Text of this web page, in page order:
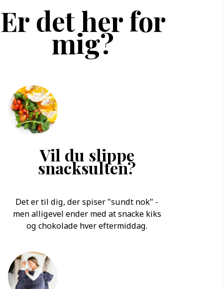
Er det her for
mig?
Vil du slippe
snacksulten?
Det er til dig, der spiser "sundt nok" -
men alligevel ender med at snacke kiks
og chokolade hver eftermiddag.